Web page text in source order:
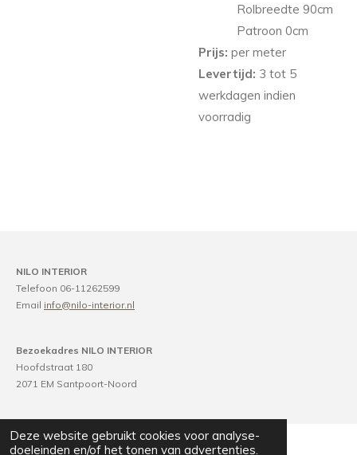
Deze website gebruikt cookies voor analyse-
doeleinden en/of het tonen van advertenties.
Rolbreedte 90cm
Patroon 0cm
Prijs: per meter
Levertijd: 3 tot 5
werkdagen indien
voorradig
NILO INTERIOR
Telefoon 06-11262599
Email info@nilo-interior.nl
Bezoekadres NILO INTERIOR
Hoofdstraat 180
2071 EM Santpoort-Noord